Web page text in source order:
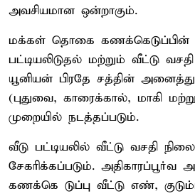
அவசியமான ஒன்றாகும்.
மக்கள் தொகை கணக்கெடுப்பின்
பட்டியலிடுதல் மற்றும் வீட்டு
யூனியன் பிரதே சத்தின் அனைத்து
(புதுவை, காரைக்கால், மாகி
முறையில் நடத்தப்படும்.
வீடு பட்டியலில் வீட்டு வசதி
சேகரிக்கப்படும். அதிகாரப்பூர்வ
கணக்கெ டுப்பு வீட்டு எண்,